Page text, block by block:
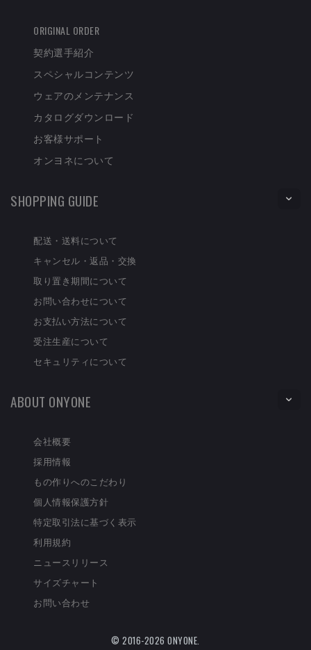
ORIGINAL ORDER
契約選手紹介
スペシャルコンテンツ
ウェアのメンテナンス
カタログダウンロード
お客様サポート
オンヨネについて
SHOPPING GUIDE
配送・送料について
キャンセル・返品・交換
取り置き期間について
お問い合わせについて
お支払い方法について
受注生産について
セキュリティについて
ABOUT ONYONE
会社概要
採用情報
もの作りへのこだわり
個人情報保護方針
特定取引法に基づく表示
利用規約
ニュースリリース
サイズチャート
お問い合わせ
© 2016-2026 ONYONE.